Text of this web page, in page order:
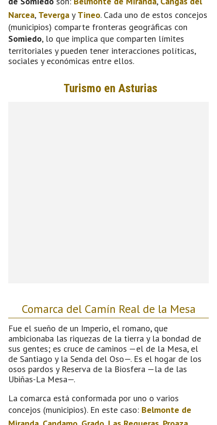
Narcea, Teverga y Tineo. Cada uno de estos concejos
(municipios) comparte fronteras geográficas con
Somiedo, lo que implica que comparten límites
territoriales y pueden tener interacciones políticas,
sociales y económicas entre ellos.
Comarca del Camín Real de la Mesa
Fue el sueño de un Imperio, el romano, que
ambicionaba las riquezas de la tierra y la bondad de
sus gentes; es cruce de caminos —el de la Mesa, el
de Santiago y la Senda del Oso—. Es el hogar de los
osos pardos y Reserva de la Biosfera —la de las
Ubiñas-La Mesa—.
La comarca está conformada por uno o varios
concejos (municipios). En este caso: Belmonte de